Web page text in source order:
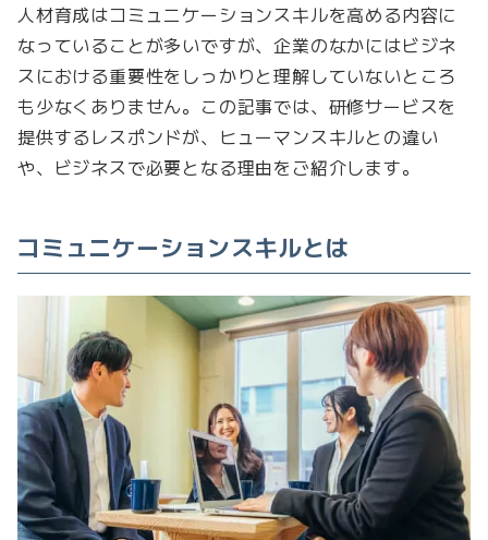
人材育成はコミュニケーションスキルを高める内容に
なっていることが多いですが、企業のなかにはビジネ
スにおける重要性をしっかりと理解していないところ
も少なくありません。この記事では、研修サービスを
提供するレスポンドが、ヒューマンスキルとの違い
や、ビジネスで必要となる理由をご紹介します。
コミュニケーションスキルとは